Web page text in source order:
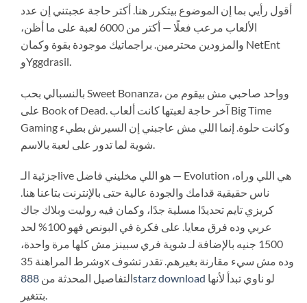
أقول رأيي بما إن الموضوع بيتكرر هنا. أكتر حاجة عجبتني إن عدد
الألعاب مرعب فعلًا — أكتر من 6000 لعبة على ما أظن،
والمزودين محترمين. براجماتيك موجودة بقوة وكمان NetEnt
وYggdrasil.
بالنسبالي بحب Sweet Bonanza، وواحد صاحبي مش بيقوم من
على Book of Dead. آخر حاجة لعبتها كانت ألعاب Big Time
Gaming وكانت حلوة. إنما اللي مش عاجبني إن السيرش بطيء
جزئية الـlive هو اللي مخليني فاضل — Evolution هي اللي وراه،
ناس حقيقية قدامك والجودة عالية حتى بالإنترنت بتاعنا هنا.
كريزي تايم تحديدًا مسلية جدًا، وكمان فيه روليت وبلاك جاك
عربي وده فرق معايا. على فكرة في البونص فهو 100% لحد
1500 جنيه بالإضافة لـ شوية فري سبينز مش كلها مرة واحدة،
وشرط المراهنة 35x وده مش سيء مقارنة بغيرهم. تقدر تشوف
التفاصيل المحدثة من888starz download
بتتغير.